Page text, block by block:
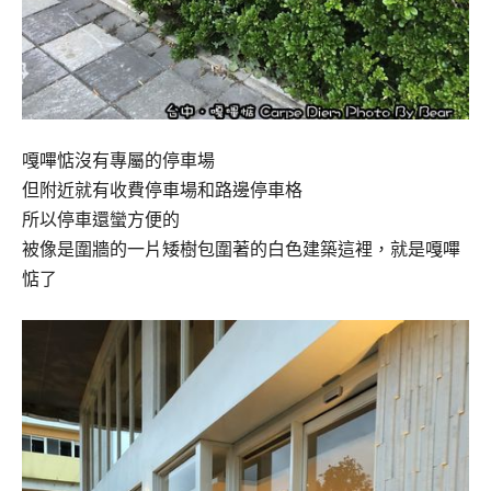
嘎嗶惦沒有專屬的停車場
但附近就有收費停車場和路邊停車格
所以停車還蠻方便的
被像是圍牆的一片矮樹包圍著的白色建築這裡，就是嘎嗶
惦了